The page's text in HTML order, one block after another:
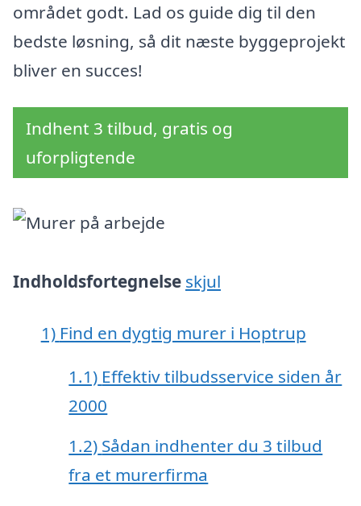
området godt. Lad os guide dig til den
bedste løsning, så dit næste byggeprojekt
bliver en succes!
Indhent 3 tilbud, gratis og
uforpligtende
Indholdsfortegnelse skjul
1) Find en dygtig murer i Hoptrup
1.1) Effektiv tilbudsservice siden år
2000
1.2) Sådan indhenter du 3 tilbud
fra et murerfirma